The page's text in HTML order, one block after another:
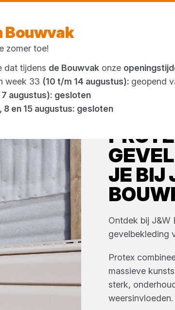
JE BIJ
Ontdek bij J&W
gevelbekleding
Protex
massieve
sterk,
weersinvloeden.
Bouwvak
zomer toe!
dat tijdens de Bouwvak onze
week 33 (10 t/m 14 augustus): geopend
augustus): gesloten
8 en 15 augustus: gesloten